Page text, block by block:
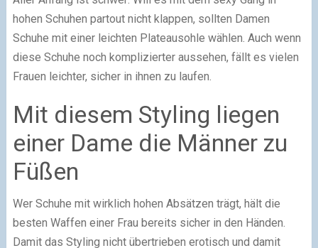
hohen Schuhen partout nicht klappen, sollten Damen
Schuhe mit einer leichten Plateausohle wählen. Auch wenn
diese Schuhe noch komplizierter aussehen, fällt es vielen
Frauen leichter, sicher in ihnen zu laufen.
Mit diesem Styling liegen
einer Dame die Männer zu
Füßen
Wer Schuhe mit wirklich hohen Absätzen trägt, hält die
besten Waffen einer Frau bereits sicher in den Händen.
Damit das Styling nicht übertrieben erotisch und damit